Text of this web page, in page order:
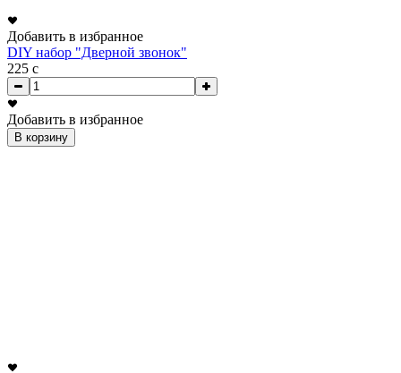
Добавить в избранное
DIY набор "Дверной звонок"
225 c
Добавить в избранное
В корзину